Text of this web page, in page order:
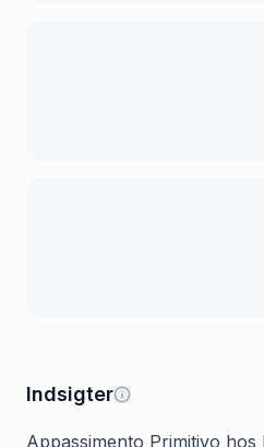
Indsigter
Appassimento Primitivo